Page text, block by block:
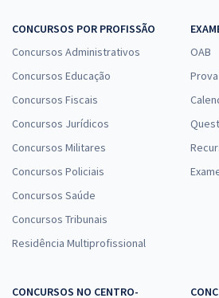
SES TO - Secretaria de Estado de
R$
Economize R$
Conhecimentos Específicos para
CONCURSOS POR PROFISSÃO
Concursos Administrativos
Concursos Educação
Concursos Fiscais
Concursos Jurídicos
Concursos Militares
Concursos Policiais
Concursos Saúde
Concursos Tribunais
Residência Multiprofissional
OAB
CONCURSOS NO CENTRO-